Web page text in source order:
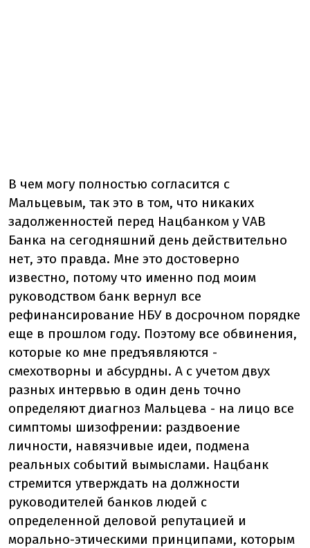
В чем могу полностью согласится с
Мальцевым, так это в том, что никаких
задолженностей перед Нацбанком у VAB
Банка на сегодняшний день действительно
нет, это правда. Мне это достоверно
известно, потому что именно под моим
руководством банк вернул все
рефинансирование НБУ в досрочном порядке
еще в прошлом году. Поэтому все обвинения,
которые ко мне предъявляются -
смехотворны и абсурдны. А с учетом двух
разных интервью в один день точно
определяют диагноз Мальцева - на лицо все
симптомы шизофрении: раздвоение
личности, навязчивые идеи, подмена
реальных событий вымыслами. Нацбанк
стремится утверждать на должности
руководителей банков людей с
определенной деловой репутацией и
морально-этическими принципами, которым